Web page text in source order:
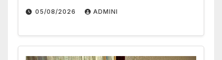
05/08/2026 ADMINI